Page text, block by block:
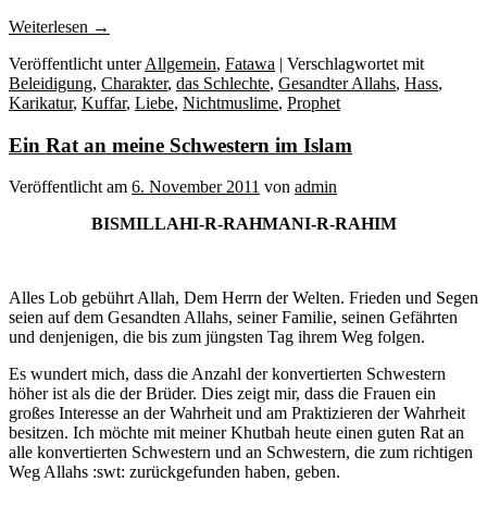
Weiterlesen →
Veröffentlicht unter Allgemein, Fatawa | Verschlagwortet mit
Beleidigung, Charakter, das Schlechte, Gesandter Allahs, Hass,
Karikatur, Kuffar, Liebe, Nichtmuslime, Prophet
Ein Rat an meine Schwestern im Islam
Veröffentlicht am 6. November 2011 von admin
BISMILLAHI-R-RAHMANI-R-RAHIM
Alles Lob gebührt Allah, Dem Herrn der Welten. Frieden und Segen
seien auf dem Gesandten Allahs, seiner Familie, seinen Gefährten
und denjenigen, die bis zum jüngsten Tag ihrem Weg folgen.
Es wundert mich, dass die Anzahl der konvertierten Schwestern
höher ist als die der Brüder. Dies zeigt mir, dass die Frauen ein
großes Interesse an der Wahrheit und am Praktizieren der Wahrheit
besitzen. Ich möchte mit meiner Khutbah heute einen guten Rat an
alle konvertierten Schwestern und an Schwestern, die zum richtigen
Weg Allahs :swt: zurückgefunden haben, geben.